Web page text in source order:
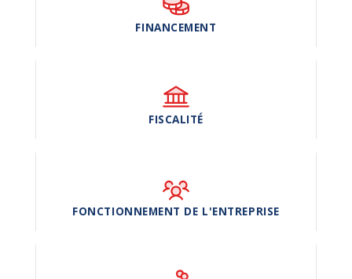
FINANCEMENT
FISCALITÉ
FONCTIONNEMENT DE L'ENTREPRISE